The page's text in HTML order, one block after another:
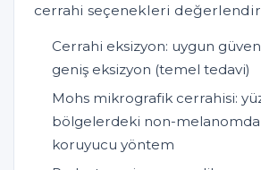
cerrahi seçenekleri
Cerrahi eksizyon: uygun
geniş eksizyon (temel tedavi)
Mohs mikrografik cerrahisi:
bölgelerdeki non-
koruyucu yöntem